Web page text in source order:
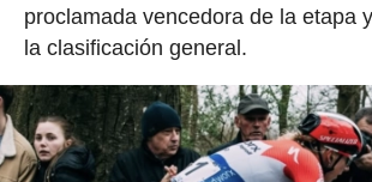
proclamada vencedora de la etapa
la clasificación general.